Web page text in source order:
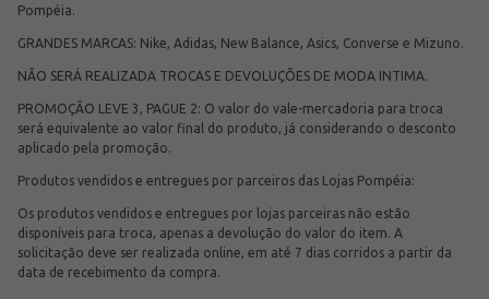
Pompéia.
GRANDES MARCAS: Nike, Adidas, New Balance, Asics, Converse e Mizuno.
NÃO SERÁ REALIZADA TROCAS E DEVOLUÇÕES DE MODA INTIMA.
PROMOÇÃO LEVE 3, PAGUE 2: O valor do vale-mercadoria para troca
será equivalente ao valor final do produto, já considerando o desconto
aplicado pela promoção.
Produtos vendidos e entregues por parceiros das Lojas Pompéia:
Os produtos vendidos e entregues por lojas parceiras não estão
disponíveis para troca, apenas a devolução do valor do item. A
solicitação deve ser realizada online, em até 7 dias corridos a partir da
data de recebimento da compra.